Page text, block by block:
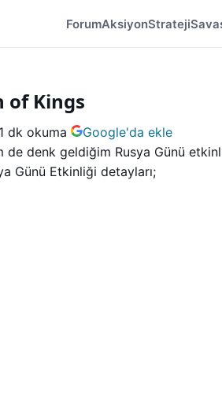
ForumAksiyonStrateji
of Kings
1 dk okuma
Google'da ekle
de denk geldiğim Rusya Günü
Günü Etkinliği detayları;